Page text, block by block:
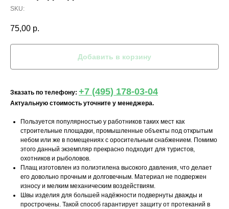
SKU:
75,00 р.
Добавить в корзину
Зказать по телефону: +7 (495) 178-03-04
Актуальную стоимость уточните у менеджера.
Пользуется популярностью у работников таких мест как
строительные площадки, промышленные объекты под открытым
небом или же в помещениях с оросительным снабжением. Помимо
этого данный экземпляр прекрасно подходит для туристов,
охотников и рыболовов.
Плащ изготовлен из полиэтилена высокого давления, что делает
его довольно прочным и долговечным. Материал не подвержен
износу и мелким механическим воздействиям.
Швы изделия для большей надёжности подвернуты дважды и
прострочены. Такой способ гарантирует защиту от протеканий в